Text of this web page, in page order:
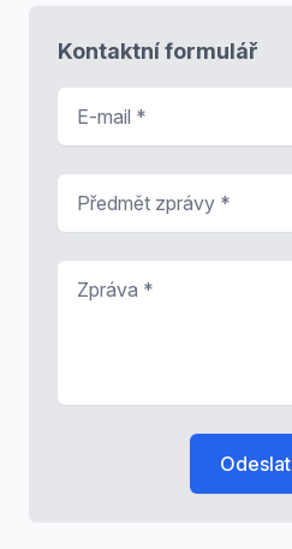
Kontaktní formulář